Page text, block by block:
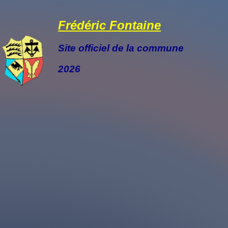
Frédéric Fontaine
Site officiel de la commune
2026